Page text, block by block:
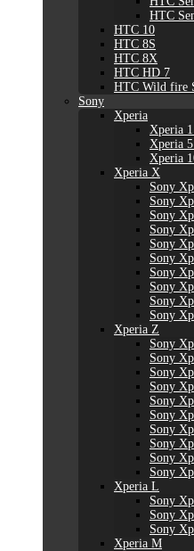
HTC
HTC 10
HTC 8S
HTC 8X
HTC HD 7
HTC Wild fire
Sony
Xperia
Xperia 1
Xperia
Xperia
Xperia X
Sony
Sony
Sony
Sony
Sony
Sony
Sony
Sony
Sony
Sony
Xperia Z
Sony
Sony
Sony
Sony
Sony
Sony
Sony
Sony
Sony
Sony
Xperia L
Sony
Sony
Sony
Xperia M